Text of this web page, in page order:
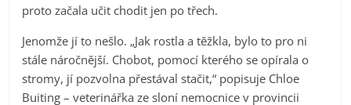
proto začala učit chodit jen po třech.
Jenomže jí to nešlo. „Jak rostla a těžkla, bylo to pro ni
stále náročnější. Chobot, pomocí kterého se opírala o
stromy, jí pozvolna přestával stačit,“ popisuje Chloe
Buiting – veterinářka ze sloní nemocnice v provincii